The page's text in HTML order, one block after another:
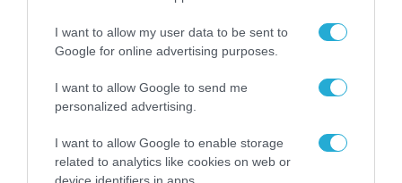
I want to allow my user data to be sent to
Google for online advertising purposes.
I want to allow Google to send me
personalized advertising.
I want to allow Google to enable storage
related to analytics like cookies on web or